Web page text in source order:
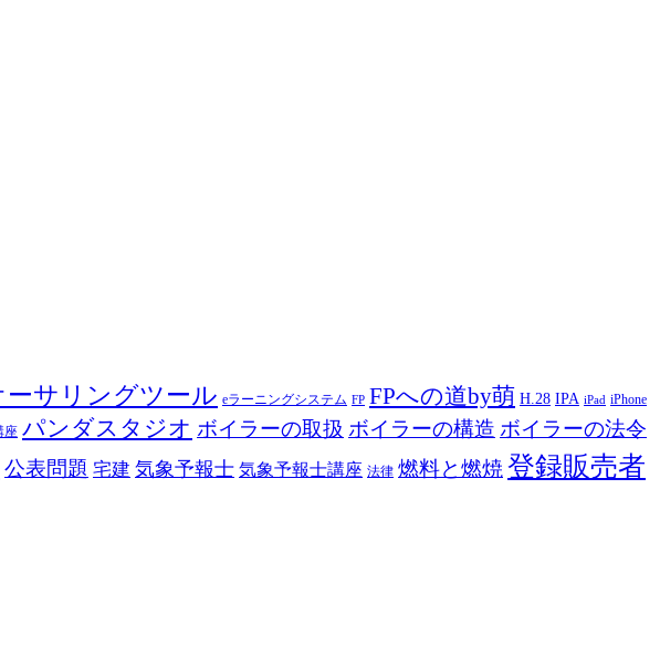
ーサリングツール eラーニングシステム FP FPへの道by萌 H.28 IPA iPad iPhone
座 パンダスタジオ ボイラーの取扱 ボイラーの構造 ボイラーの法令
公表問題 宅建 気象予報士 気象予報士講座 法律 燃料と燃焼 登録販売者